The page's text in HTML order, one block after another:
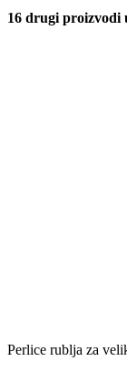
16 drugi proizvodi
Perlice rublja za